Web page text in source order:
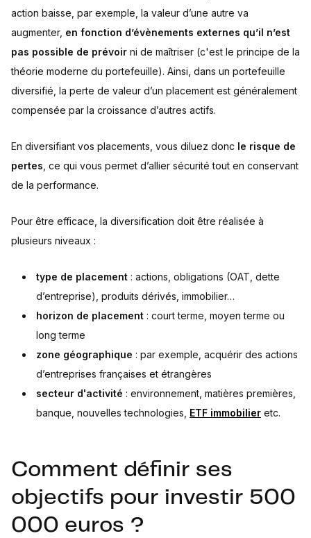
action baisse, par exemple, la valeur d’une autre va
augmenter, en fonction d’évènements externes qu’il n’est
pas possible de prévoir ni de maîtriser (c'est le principe de la
théorie moderne du portefeuille). Ainsi, dans un portefeuille
diversifié, la perte de valeur d’un placement est généralement
compensée par la croissance d’autres actifs.
En diversifiant vos placements, vous diluez donc le risque de
pertes , ce qui vous permet d’allier sécurité tout en conservant
de la performance.
Pour être efficace, la diversification doit être réalisée à
plusieurs niveaux :
type de placement : actions, obligations (OAT, dette
d’entreprise), produits dérivés, immobilier…
horizon de placement : court terme, moyen terme ou
long terme
zone géographique : par exemple, acquérir des actions
d’entreprises françaises et étrangères
secteur d'activité : environnement, matières premières,
banque, nouvelles technologies, ETF immobilier etc.
Comment définir ses
objectifs pour investir 500
000 euros ?